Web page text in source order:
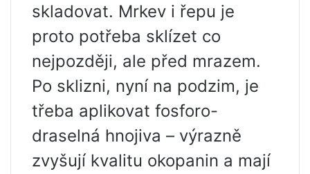
skladovat. Mrkev i řepu je
proto potřeba sklízet co
nejpozději, ale před mrazem.
Po sklizni, nyní na podzim, je
třeba aplikovat fosforo-
draselná hnojiva – výrazně
zvyšují kvalitu okopanin a mají